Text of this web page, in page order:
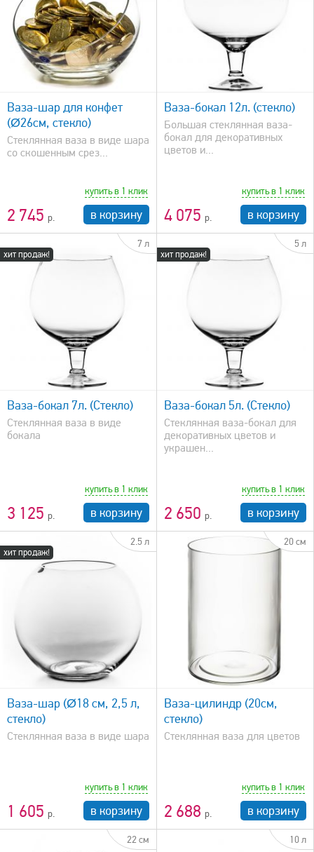
Ваза-шар для конфет
(Ø26см, стекло)
Стеклянная ваза в виде шара
со скошенным срез...
2 745
купить в 1 клик
в корзину
быстрый просмотр
Ваза-бокал 12л. (стекло)
Большая стеклянная ваза-
бокал для декоративных
цветов и...
4 075
купить в 1 клик
в корзину
хит продаж!
7 л
Ваза-бокал 7л. (Стекло)
Стеклянная ваза в виде
бокала
3 125
купить в 1 клик
в корзину
хит продаж!
5 л
быстрый просмотр
Ваза-бокал 5л. (Стекло)
Стеклянная ваза-бокал для
декоративных цветов и
украшен...
2 650
купить в 1 клик
в корзину
хит продаж!
2.5 л
Ваза-шар (Ø18 см, 2,5 л,
стекло)
Стеклянная ваза в виде шара
1 605
купить в 1 клик
в корзину
20 см
быстрый просмотр
Ваза-цилиндр (20см,
стекло)
Стеклянная ваза для цветов
2 688
купить в 1 клик
в корзину
22 см 10 л